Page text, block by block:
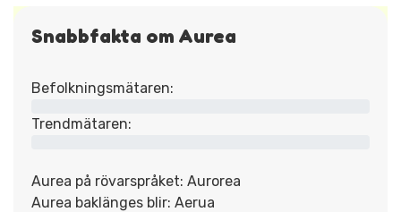
Snabbfakta om Aurea
Befolkningsmätaren:
Trendmätaren:
Aurea på rövarspråket: Aurorea
Aurea baklänges blir: Aerua